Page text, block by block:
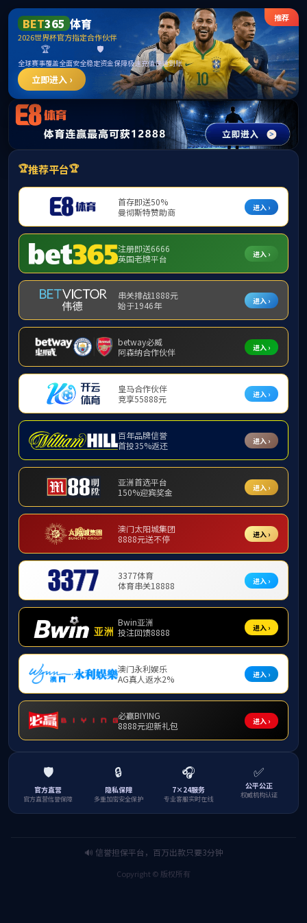
中国
网站首页 海外学习 国际学术会议 外国专
留学海大
留学生管理规定
招生简章
汉语课程项目
交换生项目
留学生奖学金
留学生活动
留学生管理
英国上市公司365
《英国上市公司
《英国上市公司
《英国上市公司365